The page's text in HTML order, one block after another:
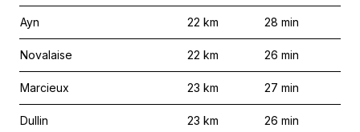
Ayn 22 km 28 min
Novalaise 22 km 26 min
Marcieux 23 km 27 min
Dullin 23 km 26 min